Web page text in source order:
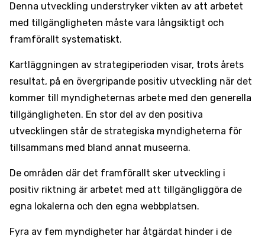
Denna utveckling understryker vikten av att arbetet
med tillgängligheten måste vara långsiktigt och
framförallt systematiskt.
Kartläggningen av strategiperioden visar, trots årets
resultat, på en övergripande positiv utveckling när det
kommer till myndigheternas arbete med den generella
tillgängligheten. En stor del av den positiva
utvecklingen står de strategiska myndigheterna för
tillsammans med bland annat museerna.
De områden där det framförallt sker utveckling i
positiv riktning är arbetet med att tillgängliggöra de
egna lokalerna och den egna webbplatsen.
Fyra av fem myndigheter har åtgärdat hinder i de